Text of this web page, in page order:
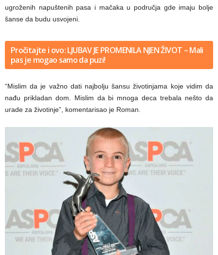
ugroženih napuštenih pasa i mačaka u područja gde imaju bolje
šanse da budu usvojeni.
Pročitajte i ovo: LJUBAV JE PROMENILA NJEN ŽIVOT – Mali
pas je mogao samo da puzi!
“Mislim da je važno dati najbolju šansu životinjama koje vidim da
nađu prikladan dom. Mislim da bi mnoga deca trebala nešto da
urade za životinje”, komentarisao je Roman.